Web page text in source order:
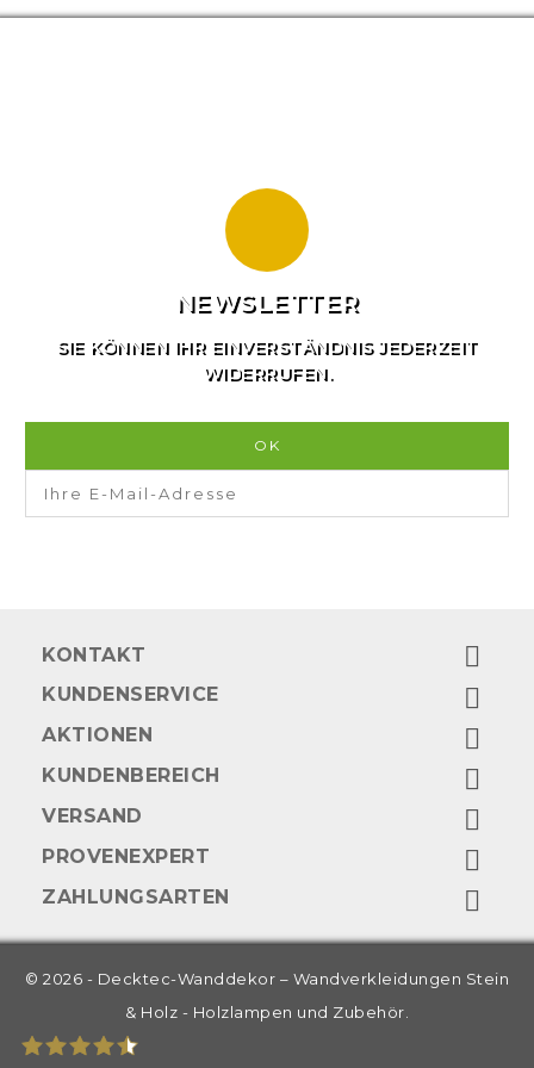
NEWSLETTER
SIE KÖNNEN IHR EINVERSTÄNDNIS JEDERZEIT
WIDERRUFEN.
KONTAKT 
KUNDENSERVICE 
AKTIONEN 
KUNDENBEREICH 
VERSAND 
PROVENEXPERT 
ZAHLUNGSARTEN 
© 2026 - Decktec-Wanddekor – Wandverkleidungen Stein
& Holz - Holzlampen und Zubehör.